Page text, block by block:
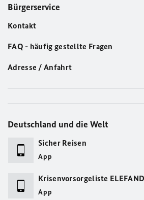
Bürgerservice
Kontakt
FAQ - häufig gestellte Fragen
Adresse / Anfahrt
Deutschland und die Welt
Sicher Reisen
App
Krisenvorsorgeliste ELEFAND
App